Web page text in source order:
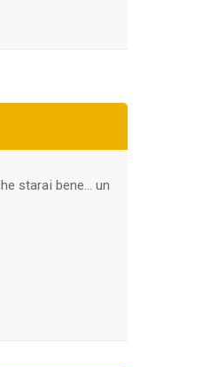
starai bene… un